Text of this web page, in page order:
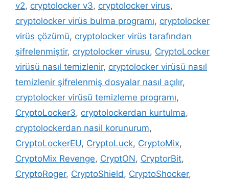
v2, cryptolocker v3, cryptolocker virus,
cryptolocker virüs bulma programı, cryptolocker
virüs çözümü, cryptolocker virüs tarafından
şifrelenmiştir, cryptolocker virusu, CryptoLocker
virüsü nasıl temizlenir, cryptolocker virüsü nasıl
temizlenir şifrelenmiş dosyalar nasıl açılır,
cryptolocker virüsü temizleme programı,
CryptoLocker3, cryptolockerdan kurtulma,
cryptolockerdan nasil korunurum,
CryptoLockerEU, CryptoLuck, CryptoMix,
CryptoMix Revenge, CryptON, CryptorBit,
CryptoRoger, CryptoShield, CryptoShocker,